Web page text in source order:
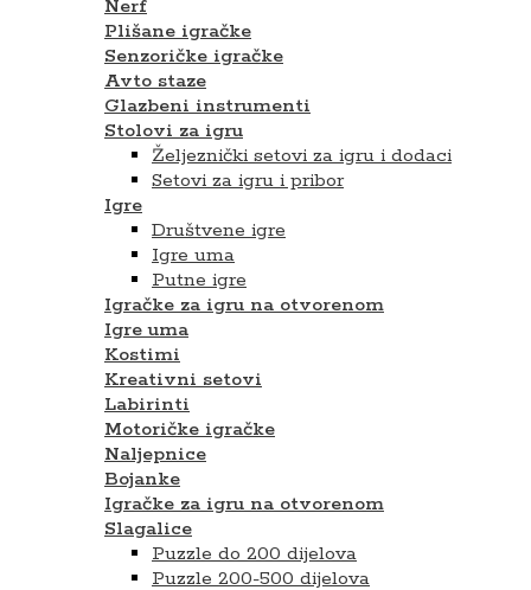
Nerf
Plišane igračke
Senzoričke igračke
Avto staze
Glazbeni instrumenti
Stolovi za igru
Željeznički setovi za igru i dodaci
Setovi za igru ​​i pribor
Igre
Društvene igre
Igre uma
Putne igre
Igračke za igru na otvorenom
Igre uma
Kostimi
Kreativni setovi
Labirinti
Motoričke igračke
Naljepnice
Bojanke
Igračke za igru na otvorenom
Slagalice
Puzzle do 200 dijelova
Puzzle 200-500 dijelova